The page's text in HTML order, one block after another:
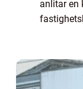
anlitar en